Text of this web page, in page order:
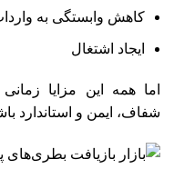
کاهش وابستگی به
ایجاد اشتغال
اما همه این مزایا
شفاف، ایمن و استاندارد